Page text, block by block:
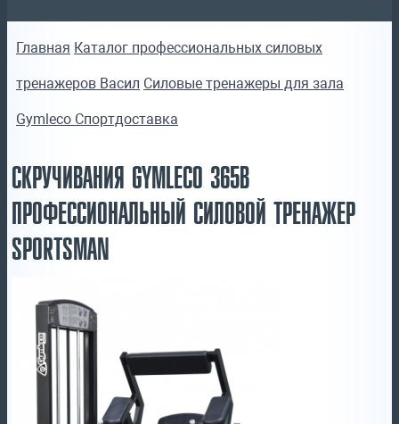
Главная Каталог профессиональных силовых
тренажеров Васил Силовые тренажеры для зала
Gymleco Спортдоставка
СКРУЧИВАНИЯ GYMLECO 365B
ПРОФЕССИОНАЛЬНЫЙ СИЛОВОЙ ТРЕНАЖЕР
SPORTSMAN